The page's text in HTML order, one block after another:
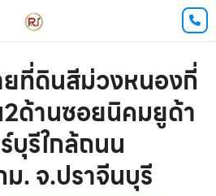
ที่ดินสีม่วงหนองกี่
ด้านซอยนิคมยูด้า
รีใกล้ถนน
. จ.ปราจีนบุรี